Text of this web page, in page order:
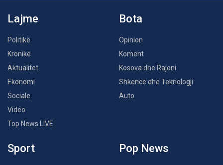
Lajme
Politikë
Kronikë
Aktualitet
Ekonomi
Sociale
Video
Top News LIVE
Bota
Opinion
Koment
Kosova dhe Rajoni
Shkencë dhe Teknologji
Auto
Sport Pop News